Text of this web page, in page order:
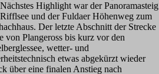
Highlight war der Panoramasteig
und der Fuldaer Höhenweg zum
Der letzte Abschnitt der Strecke
von Plangeross bis kurz vor den
wetter- und
etwas abgekürzt wieder
über eine finalen Anstieg nach